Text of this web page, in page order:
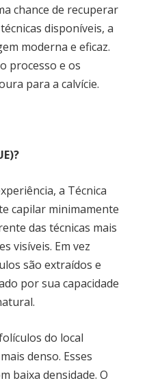
chance de recuperar
disponíveis, a
moderna e eficaz.
processo e os
para a calvície.
a Técnica
capilar minimamente
das técnicas mais
visíveis. Em vez
são extraídos e
por sua capacidade
do local
denso. Esses
baixa densidade. O